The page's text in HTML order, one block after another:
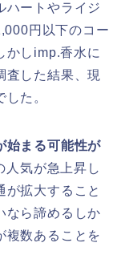
ハートやライジ
円以下のコー
かしimp.香水に
査した結果、現
た。
始まる可能性が
人気が急上昇し
が拡大すること
なら諦めるしか
数あることを